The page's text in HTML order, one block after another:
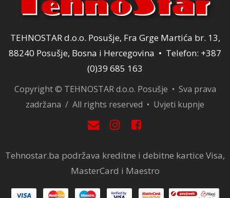
TEHNOSTAR d.o.o. Posušje, Fra Grge Martića br. 13,
88240 Posušje, Bosna i Hercegovina • Telefon: +387
(0)39 685 163
Copyright © TEHNOSTAR d.o.o. Posušje • Sva prava
zadržana / All rights reserved • Uvjeti kupnje
Tehnostar.ba podržava kreditne i debitne kartice Visa,
MasterCard i Maestro